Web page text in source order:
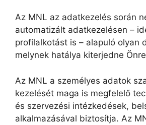
Az MNL az adatkezelés során
automatizált adatkezelésen –
profilalkotást is – alapuló olyan
melynek hatálya kiterjedne
Az MNL a személyes adatok
kezelését maga is megfelelő
és szervezési intézkedések,
alkalmazásával biztosítja. Az